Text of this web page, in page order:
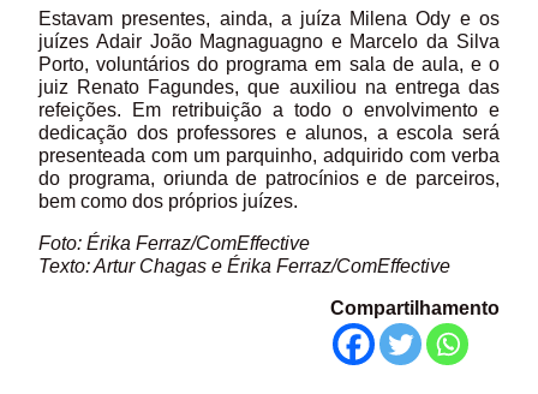
Estavam presentes, ainda, a juíza Milena Ody e os
juízes Adair João Magnaguagno e Marcelo da Silva
Porto, voluntários do programa em sala de aula, e o
juiz Renato Fagundes, que auxiliou na entrega das
refeições. Em retribuição a todo o envolvimento e
dedicação dos professores e alunos, a escola será
presenteada com um parquinho, adquirido com verba
do programa, oriunda de patrocínios e de parceiros,
bem como dos próprios juízes.
Foto: Érika Ferraz/ComEffective
Texto: Artur Chagas e Érika Ferraz/ComEffective
Compartilhamento